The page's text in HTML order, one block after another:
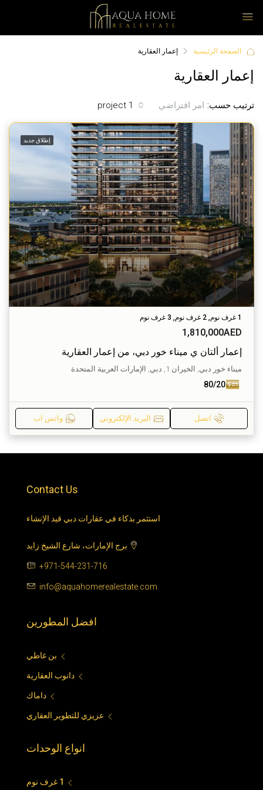
الصفحة الرئيسية إعمار العقارية
إعمار العقارية
1 project ترتيب حسب: امر افتراضي
إطلاق جديد
1 غرف نوم, 2 غرف نوم, 3 غرف نوم
1,810,000AED
إعمار ألتان ي ميناء خور دبي، من إعمار العقارية
ميناء خور دبي, الخيران 1, دبي, الإمارات العربية المتحدة
80/20
اتصل البريد الإلكتروني واتس اب
Contact Us
استثمر بذكاء في عقارات دبي قيد الإنشاء
برج الإمارات، شارع الشيخ زايد
+971-544-231-716
info@aquahomerealestate.com
افضل المطورين
بن غاطي
دانوب العقارية
داماك
عزيزي للتطوير العقاري
انواع الوحدات
1 غرف نوم